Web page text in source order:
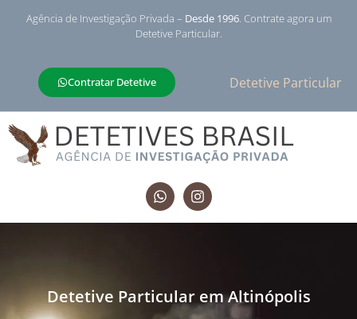
Agência de Investigação Privada – Desde 1996. Contrate agora um
Detetive Particular.
Contratar Detetive Detetive Particular
Detetive Particular em Altinópolis